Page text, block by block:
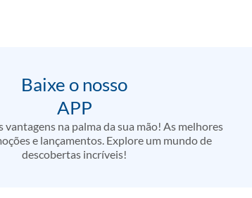
Baixe o nosso
APP
vantagens na palma da sua mão! As melhores
e lançamentos. Explore um mundo de
descobertas incríveis!